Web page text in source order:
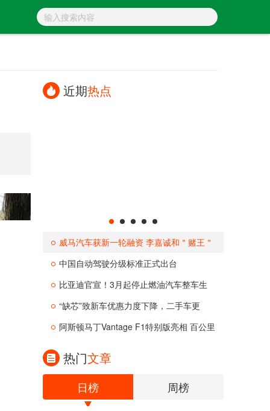
近期热点
威马汽车获新一轮融资 李嘉诚和＂赌王＂
中国自动驾驶分级标准正式出台
比亚迪官宣！3月起停止燃油汽车整车生
产“缺芯”致新车优惠力度下降，二手车更
阿斯顿马丁Vantage F1特别版亮相 百公里
加
热门文章
日榜 周榜